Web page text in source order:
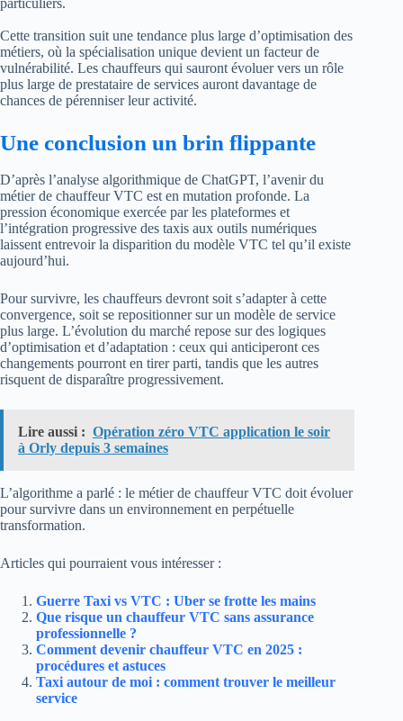
particuliers.
Cette transition suit une tendance plus large d’optimisation des
métiers, où la spécialisation unique devient un facteur de
vulnérabilité. Les chauffeurs qui sauront évoluer vers un rôle
plus large de prestataire de services auront davantage de
chances de pérenniser leur activité.
Une conclusion un brin flippante
D’après l’analyse algorithmique de ChatGPT, l’avenir du
métier de chauffeur VTC est en mutation profonde. La
pression économique exercée par les plateformes et
l’intégration progressive des taxis aux outils numériques
laissent entrevoir la disparition du modèle VTC tel qu’il existe
aujourd’hui.
Pour survivre, les chauffeurs devront soit s’adapter à cette
convergence, soit se repositionner sur un modèle de service
plus large. L’évolution du marché repose sur des logiques
d’optimisation et d’adaptation : ceux qui anticiperont ces
changements pourront en tirer parti, tandis que les autres
risquent de disparaître progressivement.
Lire aussi : Opération zéro VTC application le soir
à Orly depuis 3 semaines
L’algorithme a parlé : le métier de chauffeur VTC doit évoluer
pour survivre dans un environnement en perpétuelle
transformation.
Articles qui pourraient vous intéresser :
Guerre Taxi vs VTC : Uber se frotte les mains
Que risque un chauffeur VTC sans assurance
professionnelle ?
Comment devenir chauffeur VTC en 2025 :
procédures et astuces
Taxi autour de moi : comment trouver le meilleur
service